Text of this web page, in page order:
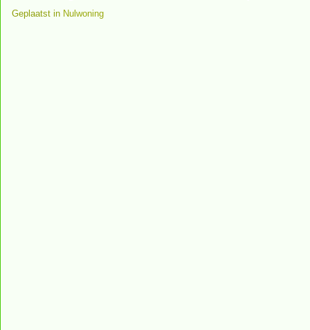
Geplaatst in Nulwoning